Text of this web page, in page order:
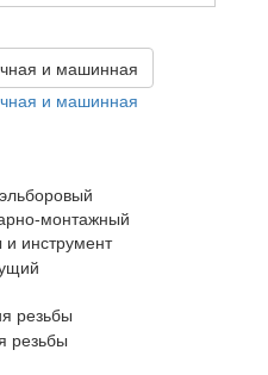
и машинная
и машинная
монтажный
инструмент
резьбы
резьбы